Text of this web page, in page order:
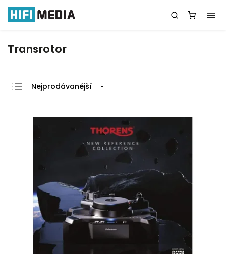
Transrotor
Nejprodávanější
Nejdražší